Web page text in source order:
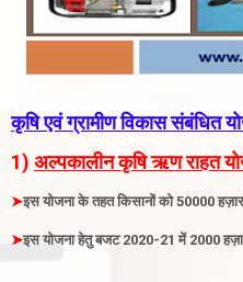
कृषि एवं ग्रामीण विकास संबंधित
1) अल्पकालीन कृषि ऋण राहत
➤इस योजना के तहत किसानों को 50000
➤इस योजना हेतु बजट 2020-21 में 2000